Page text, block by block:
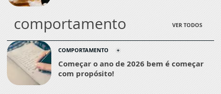
comportamento VER TODOS
COMPORTAMENTO
Começar o ano de 2026 bem é começar
com propósito!